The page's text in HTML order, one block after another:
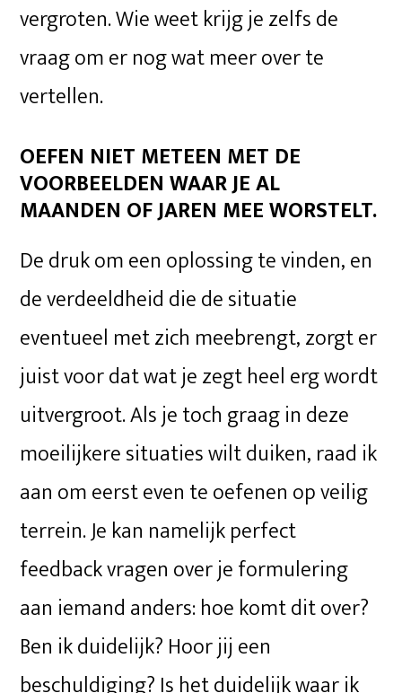
vergroten. Wie weet krijg je zelfs de
vraag om er nog wat meer over te
vertellen.
OEFEN NIET METEEN MET DE
VOORBEELDEN WAAR JE AL
MAANDEN OF JAREN MEE WORSTELT.
De druk om een oplossing te vinden, en
de verdeeldheid die de situatie
eventueel met zich meebrengt, zorgt er
juist voor dat wat je zegt heel erg wordt
uitvergroot. Als je toch graag in deze
moeilijkere situaties wilt duiken, raad ik
aan om eerst even te oefenen op veilig
terrein. Je kan namelijk perfect
feedback vragen over je formulering
aan iemand anders: hoe komt dit over?
Ben ik duidelijk? Hoor jij een
beschuldiging? Is het duidelijk waar ik